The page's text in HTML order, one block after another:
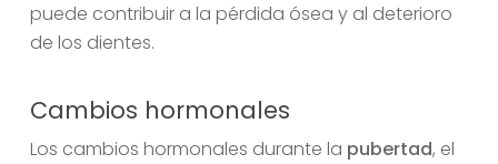
puede contribuir a la pérdida ósea y al deterioro
de los dientes.
Cambios hormonales
Los cambios hormonales durante la pubertad, el